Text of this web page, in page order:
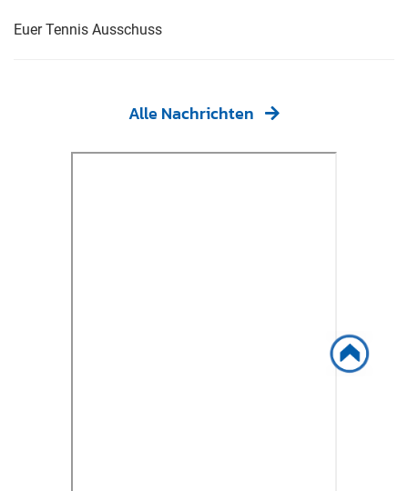
Euer Tennis Ausschuss
Alle Nachrichten